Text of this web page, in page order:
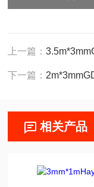
上一篇：
下一篇：
相关产品